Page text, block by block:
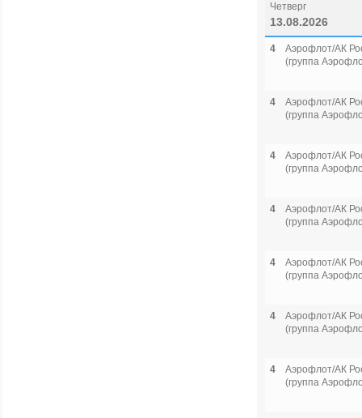
Четверг
13.08.2026
4
Аэрофлот/АК
(группа
4
Аэрофлот/АК
(группа
4
Аэрофлот/АК
(группа
4
Аэрофлот/АК
(группа
4
Аэрофлот/АК
(группа
4
Аэрофлот/АК
(группа
4
Аэрофлот/АК
(группа